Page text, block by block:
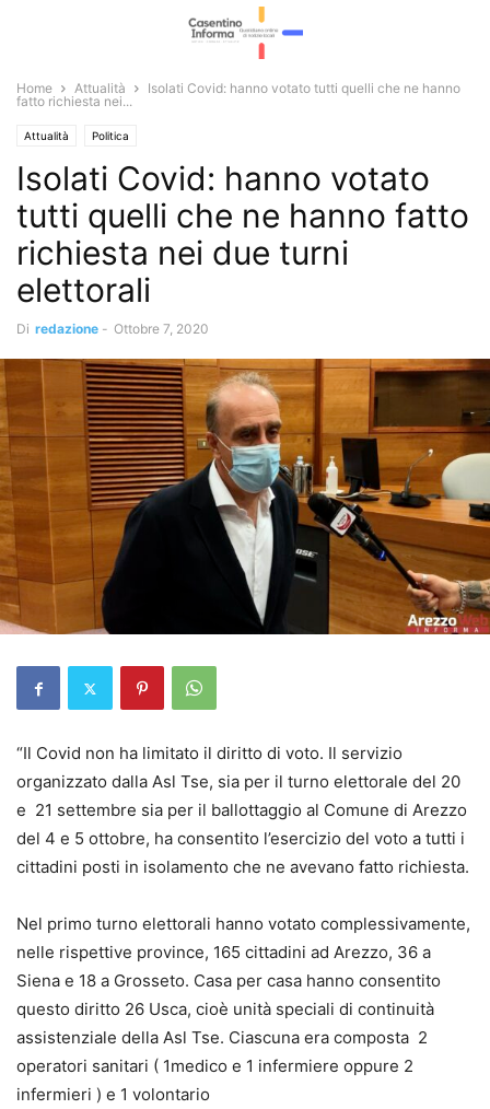
Home Attualità
Isolati Covid: hanno votato tutti quelli che ne hanno
fatto richiesta nei...
Attualità Politica
Isolati Covid: hanno votato
tutti quelli che ne hanno fatto
richiesta nei due turni
elettorali
Di redazione - Ottobre 7, 2020
“Il Covid non ha limitato il diritto di voto. Il servizio
organizzato dalla Asl Tse, sia per il turno elettorale del 20
e 21 settembre sia per il ballottaggio al Comune di Arezzo
del 4 e 5 ottobre, ha consentito l’esercizio del voto a tutti i
cittadini posti in isolamento che ne avevano fatto richiesta.
Nel primo turno elettorali hanno votato complessivamente,
nelle rispettive province, 165 cittadini ad Arezzo, 36 a
Siena e 18 a Grosseto. Casa per casa hanno consentito
questo diritto 26 Usca, cioè unità speciali di continuità
assistenziale della Asl Tse. Ciascuna era composta 2
operatori sanitari ( 1medico e 1 infermiere oppure 2
infermieri ) e 1 volontario